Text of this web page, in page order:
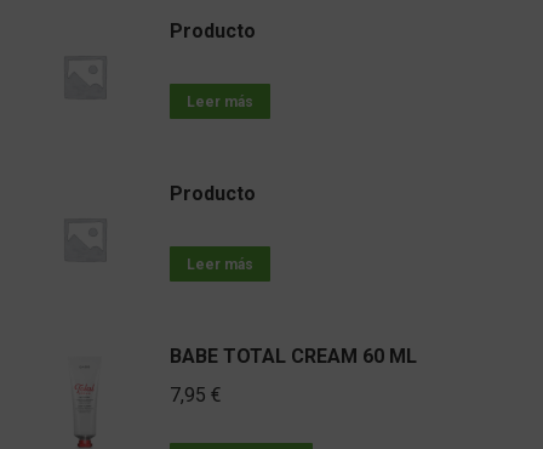
Producto
Leer más
Producto
Leer más
BABE TOTAL CREAM 60 ML
7,95 €